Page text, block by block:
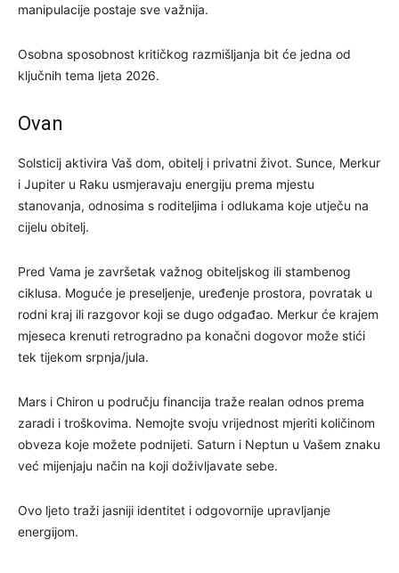
manipulacije postaje sve važnija.
Osobna sposobnost kritičkog razmišljanja bit će jedna od
ključnih tema ljeta 2026.
Ovan
Solsticij aktivira Vaš dom, obitelj i privatni život. Sunce, Merkur
i Jupiter u Raku usmjeravaju energiju prema mjestu
stanovanja, odnosima s roditeljima i odlukama koje utječu na
cijelu obitelj.
Pred Vama je završetak važnog obiteljskog ili stambenog
ciklusa. Moguće je preseljenje, uređenje prostora, povratak u
rodni kraj ili razgovor koji se dugo odgađao. Merkur će krajem
mjeseca krenuti retrogradno pa konačni dogovor može stići
tek tijekom srpnja/jula.
Mars i Chiron u području financija traže realan odnos prema
zaradi i troškovima. Nemojte svoju vrijednost mjeriti količinom
obveza koje možete podnijeti. Saturn i Neptun u Vašem znaku
već mijenjaju način na koji doživljavate sebe.
Ovo ljeto traži jasniji identitet i odgovornije upravljanje
energijom.